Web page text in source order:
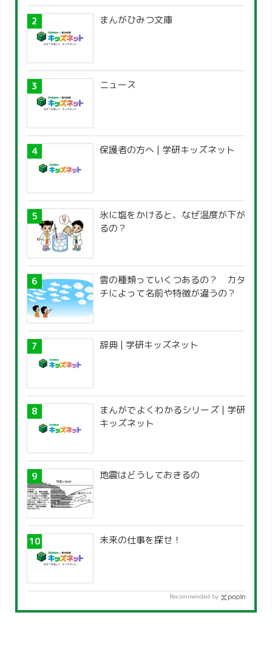
まんがひみつ文庫
ニュース
保護者の方へ | 学研キッズネット
氷に塩をかけると、なぜ温度が下が
るの？
雲の種類っていくつあるの？ カタ
チによって名前や特徴が違うの？
辞典 | 学研キッズネット
まんがでよくわかるシリーズ | 学研
キッズネット
地震はどうしておきるの
未来の仕事を探せ！
Recommended by